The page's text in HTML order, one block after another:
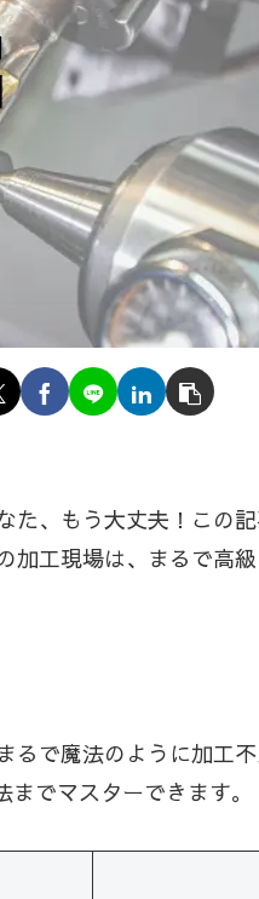
、もう大丈夫！この
工現場は、まるで高
で魔法のように加工
でマスターできます。